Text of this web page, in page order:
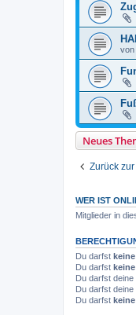
von
Neues
Zurück
WER IST
Mitglieder in
Du darfst keine
Du darfst keine
Du darfst
Du darfst
Du darfst keine